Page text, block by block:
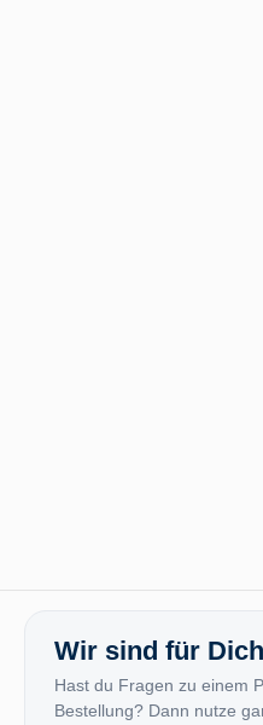
Wir sind für
Hast du Fragen zu einem
Bestellung? Dann nutze